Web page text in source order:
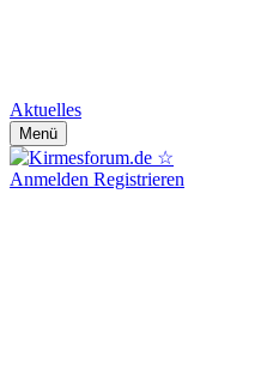
Aktuelles
Menü
Anmelden Registrieren